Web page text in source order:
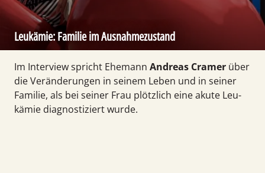
Leukämie: Familie im Aus­nahme­zustand
Im Interview spricht Ehe­mann Andreas Cramer über
die Ver­ände­rungen in seinem Leben und in seiner
Familie, als bei seiner Frau plötz­lich eine akute Leu­
kämie diag­nostiziert wurde.